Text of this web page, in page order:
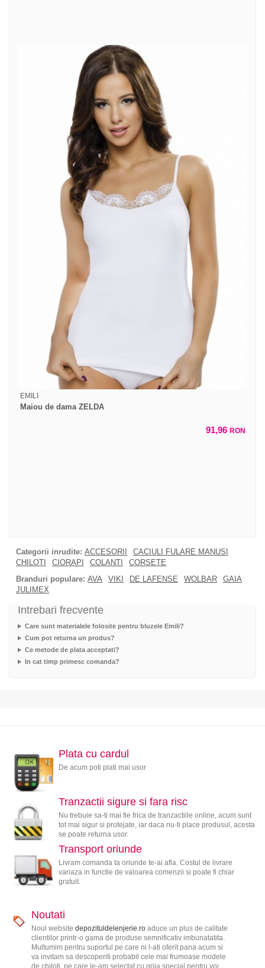
EMILI
Maiou de dama ZELDA
91,96 RON
Categorii inrudite: ACCESORII
CACIULI FULARE MANUSI
CHILOTI
CIORAPI COLANTI
CORSETE
Branduri populare: AVA VIKI DE LAFENSE WOLBAR
GAIA
JULIMEX
Intrebari frecvente
Care sunt materialele folosite pentru bluzele Emili?
Cum pot returna un produs?
Ce metode de plata acceptati?
In cat timp primesc comanda?
Plata cu cardul
De acum poti plati mai usor
Tranzactii sigure si fara risc
Nu trebuie sa-ti mai fie frica de tranzactiile online, acum sunt
tot mai sigur si protejate, iar daca nu-ti place produsul, acesta
se poate returna usor.
Transport oriunde
Livram comanda ta oriunde te-ai afla. Costul de livrare
variaza in functie de valoarea comenzii si poate fi chiar
gratuit.
Noutati
Noul website depozituldelenjerie.roaduce un plus de calitate
clientilor printr-o gama de produse semnificativ imbunatatita.
Multumim pentru suportul pe care ni l-ati oferit pana acum si
va invitam sa descoperiti probabil cele mai frumoase modele
de chiloti, pe care le-am selectat cu grija special pentru voi.